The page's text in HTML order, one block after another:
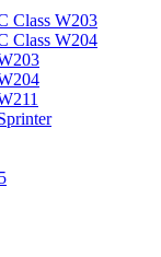
Class W203
Class W204